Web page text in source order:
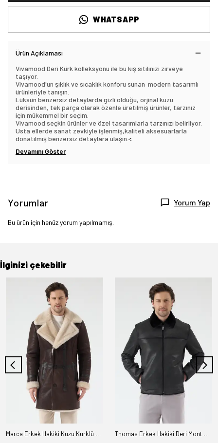
WHATSAPP
Ürün Açıklaması
Vivamood Deri Kürk kolleksyonu ile bu kış sitilinizi zirveye
taşıyor.
Vivamood'un şıklık ve sıcaklık konforu sunan modern tasarımlı
ürünleriyle tanışın.
Lüksün benzersiz detaylarda gizli olduğu, orjinal kuzu
derisinden, tek parça olarak özenle üretilmiş ürünler, tarzınız
için mükemmel bir seçim.
Vivamood seçkin ürünler ve özel tasarımlarla tarzınızı belirliyor.
Usta ellerde sanat zevkiyle işlenmiş,kaliteli aksesuarlarla
donatılmış benzersiz detaylara ulaşın. <
Devamını Göster
Yorumlar Yorum Yap
Bu ürün için henüz yorum yapılmamış.
İlginizi çekebilir
Marca Erkek Hakiki Kuzu Kürklü Deri Kaban Thomas Erkek Hakiki Deri Mont Kürk Astarlı